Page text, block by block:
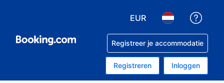
EUR
Registreer je accommodatie
Registreren Inloggen